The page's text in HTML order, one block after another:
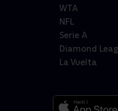
WTA
NFL
Serie A
Diamond
La Vuelta